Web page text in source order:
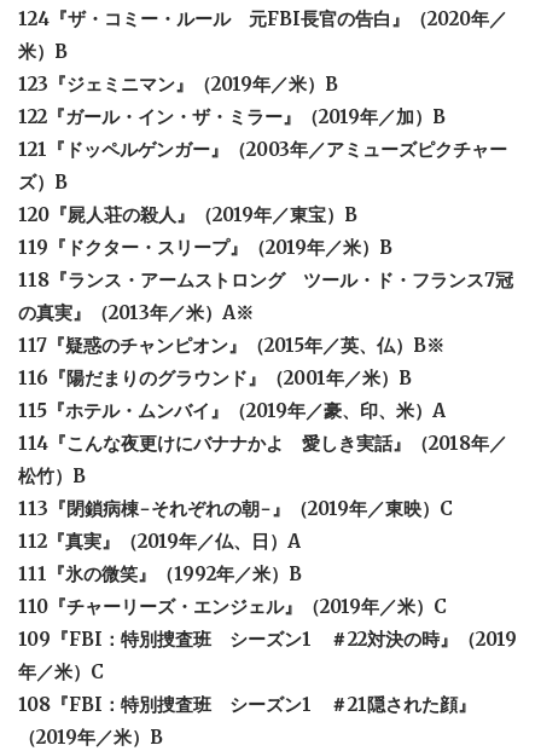
124『ザ・コミー・ルール 元FBI長官の告白』（2020年／
米）B
123『ジェミニマン』（2019年／米）B
122『ガール・イン・ザ・ミラー』（2019年／加）B
121『ドッペルゲンガー』（2003年／アミューズピクチャー
ズ）B
120『屍人荘の殺人』（2019年／東宝）B
119『ドクター・スリープ』（2019年／米）B
118『ランス・アームストロング ツール・ド・フランス7冠
の真実』（2013年／米）A※
117『疑惑のチャンピオン』（2015年／英、仏）B※
116『陽だまりのグラウンド』（2001年／米）B
115『ホテル・ムンバイ』（2019年／豪、印、米）A
114『こんな夜更けにバナナかよ 愛しき実話』（2018年／
松竹）B
113『閉鎖病棟−それぞれの朝−』（2019年／東映）C
112『真実』（2019年／仏、日）A
111『氷の微笑』（1992年／米）B
110『チャーリーズ・エンジェル』（2019年／米）C
109『FBI：特別捜査班 シーズン1 ＃22対決の時』（2019
年／米）C
108『FBI：特別捜査班 シーズン1 ＃21隠された顔』
（2019年／米）B